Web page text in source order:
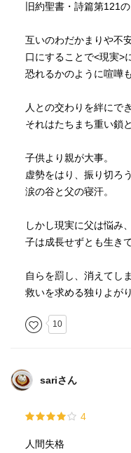
旧約聖書・詩篇第121
互いのわだかまりや不安
口にすることで<現実>
恐れるかのように喧嘩
人との交わりを絆にでき
それはたちまち重い鎖
子供より親が大事。
虚勢をはり、振り切ろ
涙の谷と父の寝汗。
しかし現実に父は悩み
子は成長せずとも生きて
自らを罰し、消えてし
救いを求める独りよが
10
sariさん
4
人間失格